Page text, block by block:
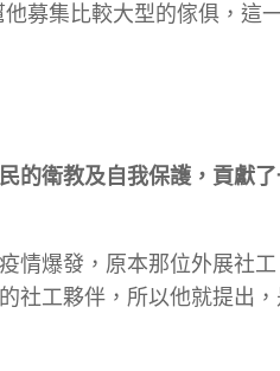
募集比較大型的傢俱，這
的衛教及自我保護，貢獻
情爆發，原本那位外展社
社工夥伴，所以他就提出